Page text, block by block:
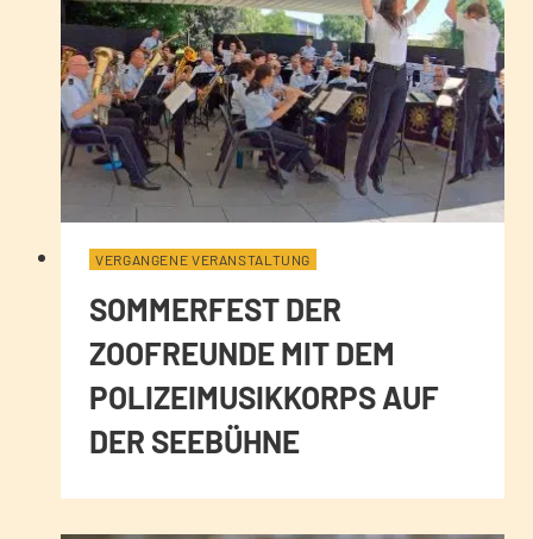
VERGANGENE VERANSTALTUNG
SOMMERFEST DER
ZOOFREUNDE MIT DEM
POLIZEIMUSIKKORPS AUF
DER SEEBÜHNE